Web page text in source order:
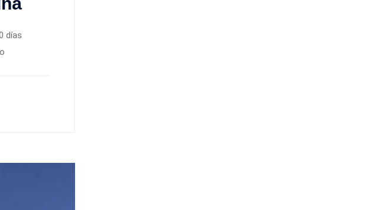
días